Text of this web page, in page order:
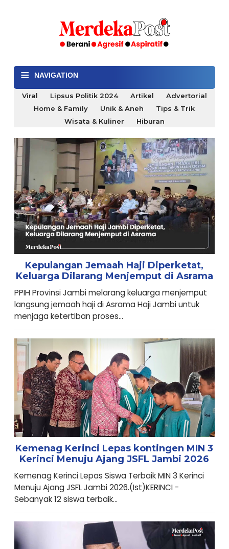
≡ NAVIGATION
Viral Lipsus Politik 2024 Artikel
Advertorial
Home & Family
Unik & Aneh
Tips & Trik
Wisata & Kuliner
Hiburan
Kepulangan Jemaah Haji Diperketat,
Keluarga Dilarang Menjemput di Asrama
PPIH Provinsi Jambi melarang keluarga menjemput
langsung jemaah haji di Asrama Haji Jambi untuk
menjaga ketertiban proses...
Kemenag Kerinci Lepas kontingen MIN 3
Kerinci Menuju Ajang JSFL Jambi 2026
Kemenag Kerinci Lepas Siswa Terbaik MIN 3 Kerinci
Menuju Ajang JSFL Jambi 2026.(Ist)KERINCI -
Sebanyak 12 siswa terbaik...